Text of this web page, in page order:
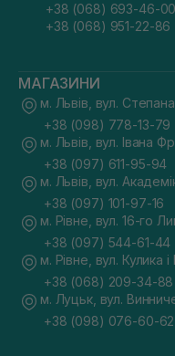
+38 (068) 693-46-00
+38 (068) 951-22-86
МАГАЗИНИ
м. Львів, вул.
+38 (098) 778-13-79
м. Львів, вул. Івана
+38 (097) 611-95-94
м. Львів, вул.
+38 (097) 101-97-16
м. Рівне, вул. 16-го
+38 (097) 544-61-44
м. Рівне, вул. Кулика
+38 (068) 209-34-88
м. Луцьк, вул.
+38 (098) 076-60-62